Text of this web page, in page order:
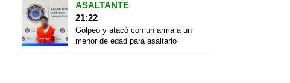
ASALTANTE
21:22
Golpeó y atacó con un arma a un
menor de edad para asaltarlo